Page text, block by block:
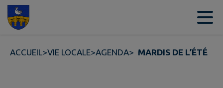
Contenu
ACCUEIL>VIE LOCALE>AGENDA> MARDIS DE L’ÉTÉ